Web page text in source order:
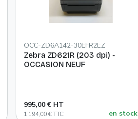
OCC-ZD6A142-30EFR2EZ
Zebra ZD621R (203 dpi) -
OCCASION NEUF
995,00 € HT
1 194,00 € TTC en stock